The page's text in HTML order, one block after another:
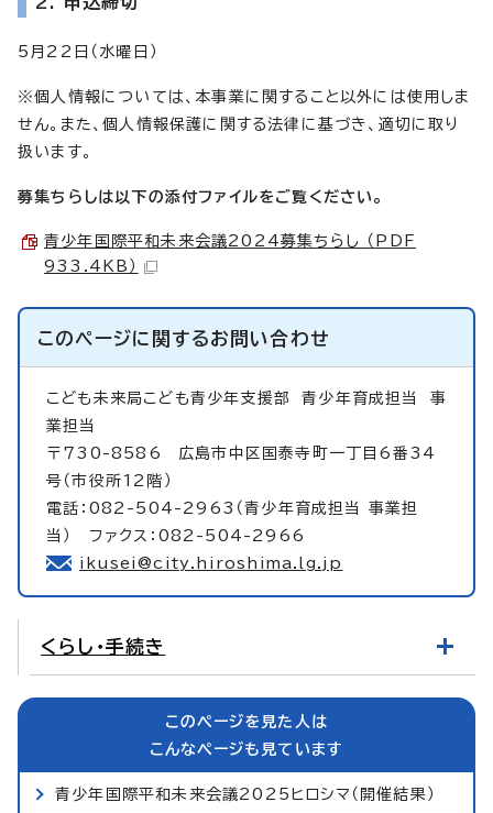
5月22日（水曜日）
※個人情報については、本事業に関すること以外には使用しま
せん。また、個人情報保護に関する法律に基づき、適切に取り
扱います。
募集ちらしは以下の添付ファイルをご覧ください。
青少年国際平和未来会議2024募集ちらし （PDF
933.4KB）
このページに関するお問い合わせ
こども未来局こども青少年支援部青少年育成担当 事
業担当
〒730-8586 広島市中区国泰寺町一丁目6番34
号（市役所12階）
電話：082-504-2963（青少年育成担当 事業担
当） ファクス：082-504-2966
ikusei@city.hiroshima.lg.jp
くらし・手続き
このページを見た人は
こんなページも見ています
青少年国際平和未来会議2025ヒロシマ（開催結果）